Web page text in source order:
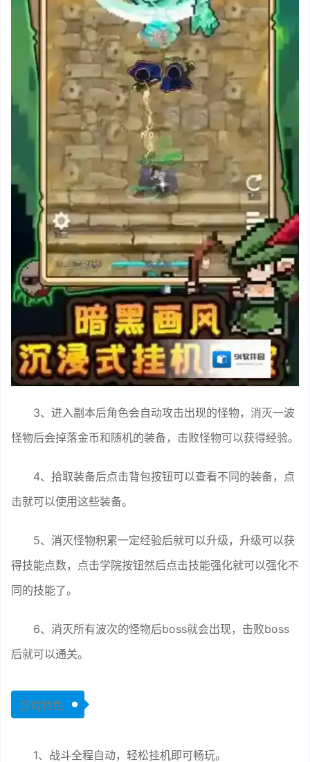
3、进入副本后角色会自动攻击出现的怪物，消灭一波
怪物后会掉落金币和随机的装备，击败怪物可以获得经验。
4、拾取装备后点击背包按钮可以查看不同的装备，点
击就可以使用这些装备。
5、消灭怪物积累一定经验后就可以升级，升级可以获
得技能点数，点击学院按钮然后点击技能强化就可以强化不
同的技能了。
6、消灭所有波次的怪物后boss就会出现，击败boss
后就可以通关。
游戏特色
1、战斗全程自动，轻松挂机即可畅玩。